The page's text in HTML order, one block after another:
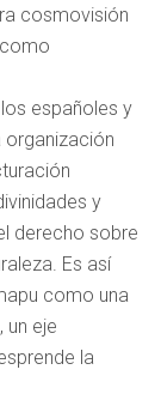
cosmovisión
españoles y
organización
y
derecho sobre
Es así
como una
un eje
la